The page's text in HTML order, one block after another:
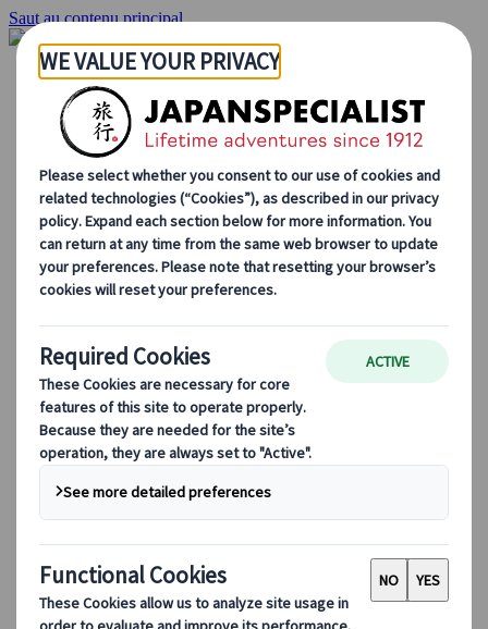
Saut au contenu principal
Accueil
Voyages
Circuits individuels
Circuits en groupe
Circuits autotours
Excursions
Voyages de groupe sur mesure
Japan Rail Pass
Découvrez notre travail
Qui sommes-nous ?
Notre équipe
Rejoignez notre équipe
Le Japon au fil des saisons
Les incontournables du Japon
La culture japonaise
La gastronomie japonaise
Explorer le Japon en train
Questions fréquentes
Informations utiles
Règles du savoir-vivre au Japon
Conduire au Japon
Réserver avec nous
Japan Rail Pass
Hébergement
Consultation en ligne
Japanspecialist
Destinations